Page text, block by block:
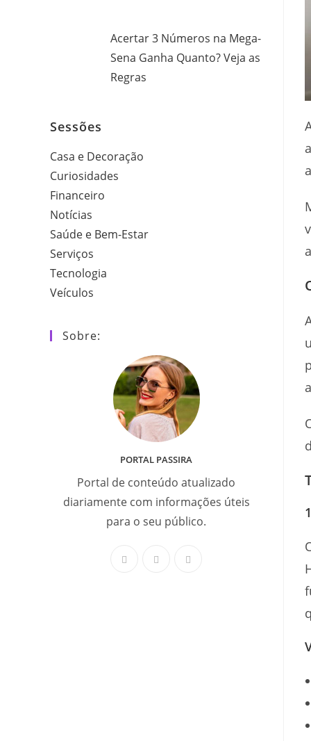
Acertar 3 Números na Mega-
Sena Ganha Quanto? Veja as
Regras
Sessões
Casa e Decoração
Curiosidades
Financeiro
Notícias
Saúde e Bem-Estar
Serviços
Tecnologia
Veículos
Sobre:
PORTAL PASSIRA
Portal de conteúdo atualizado
diariamente com informações úteis
para o seu público.